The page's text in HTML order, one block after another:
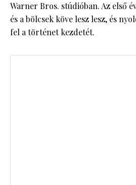
Warner Bros. stúdióban. Az első
és a bölcsek köve lesz lesz, és
fel a történet kezdetét.